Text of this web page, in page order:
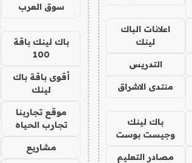
اعلانات الباك
لينك
التدريس
منتدى الاشراق
باك لينك
وجيست بوست
مصادر التعليم
سوق العرب
باك لينك باقة
100
أقوى باقة باك
لينك
موقع تجاربنا
تجارب الحياه
مشاريع